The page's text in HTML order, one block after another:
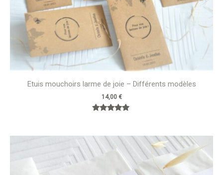
Etuis mouchoirs larme de joie – Différents modèles
14,00 €